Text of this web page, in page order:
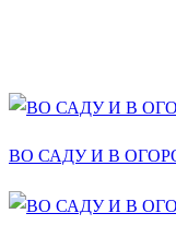
ВО САДУ И В